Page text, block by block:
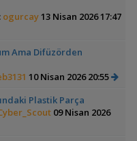
ogurcay13 Nisan 2026 17:47
Ama Difüzörden
10 Nisan 2026 20:55
Plastik Parça
09 Nisan 2026